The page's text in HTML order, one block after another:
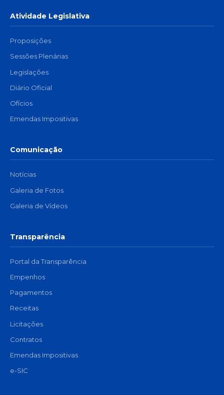
Atividade Legislativa
Proposições
Sessões Plenárias
Legislações
Diário Oficial
Ofícios
Emendas Impositivas
Comunicação
Notícias
Galeria de Fotos
Galeria de Vídeos
Transparência
Portal da Transparência
Empenhos
Pagamentos
Receitas
Licitações
Contratos
Emendas Impositivas
e-SIC